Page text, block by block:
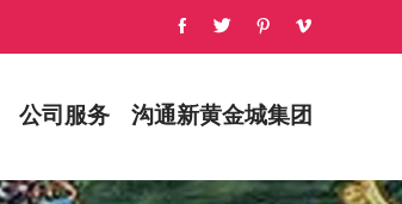
公司服务 沟通新黄金城集团